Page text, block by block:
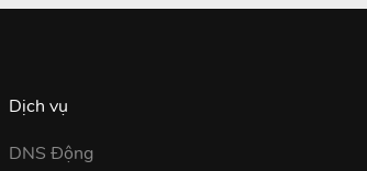
Dịch vụ
DNS Động